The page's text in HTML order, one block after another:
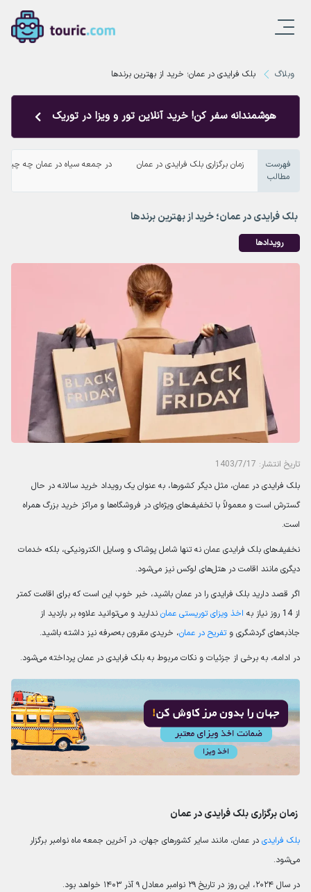
وبلاگ بلک فرایدی در عمان؛ خرید از بهترین برندها
هوشمندانه سفر کن! خرید آنلاین تور و ویزا در توریک
فهرست
مطالب
زمان برگزاری بلک فرایدی در عمان در جمعه سیاه در عمان چه
بلک فرایدی در عمان؛ خرید از بهترین برندها
رویدادها
تاریخ انتشار: 1403/7/17
بلک فرایدی در عمان، مثل دیگر کشورها، به عنوان یک رویداد خرید سالانه در حال
گسترش است و معمولاً با تخفیف‌های ویژه‌ای در فروشگاه‌ها و مراکز خرید بزرگ همراه
است.
نخفیف‌های بلک فرایدی عمان نه تنها شامل پوشاک و وسایل الکترونیکی، بلکه خدمات
دیگری مانند اقامت در هتل‌های لوکس نیز می‌شود.
اگر قصد دارید بلک فرایدی را در عمان باشید، خبر خوب این است که برای اقامت کمتر
از 14 روز نیاز به
اخذ ویزای توریستی عمان ندارید و می‌توانید علاوه بر بازدید از
جاذبه‌های گردشگری وتفریح در عمان، خریدی مقرون به‌صرفه نیز داشته باشید.
در ادامه، به برخی از جزئیات و نکات مربوط به بلک فرایدی در عمان پرداخته می‌شود.
زمان برگزاری بلک فرایدی در عمان
بلک فرایدی در عمان، مانند سایر کشورهای جهان، در آخرین جمعه ماه نوامبر برگزار
می‌شود.
در سال ۲۰۲۴، این روز در تاریخ ۲۹ نوامبر معادل ۹ آذر ۱۴۰۳ خواهد بود.